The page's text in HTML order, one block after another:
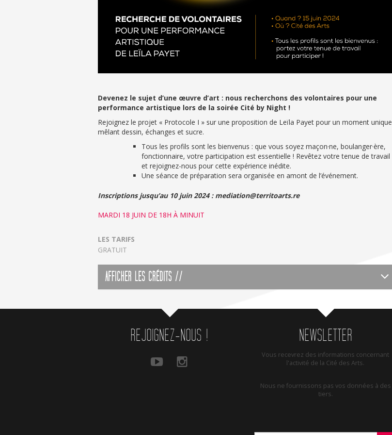
Devenez le sujet d’une œuvre d’art : nous recherchons des volontaires pour une
performance artistique lors de la soirée Cité by Night !
Rejoignez le projet « Protocole I » sur une proposition de Leïla Payet pour un moment unique
mêlant dessin, échanges et sucre.
Tous les profils sont les bienvenus : que vous soyez maçon·ne, boulanger·ère,
fonctionnaire, votre participation est essentielle ! Revêtez votre tenue de travail
et rejoignez-nous pour cette expérience inédite.
Une séance de préparation sera organisée en amont de l’événement.
Inscriptions jusqu’au 10 juin 2024 : mediation@territoarts.re
MARDI 18 JUIN DE 18H À MINUIT
LES TARIFS
GRATUIT
AFFICHER LES CRÉDITS //
REJOIGNEZ-NOUS ! NEWSLETTER
Vous recevrez des informations concernant
l'activité de la Cité des Arts.
Nous ne fournissons pas vos données à des
tiers.